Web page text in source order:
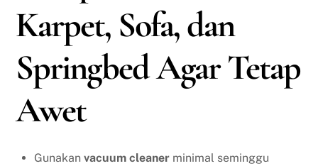
Karpet, Sofa, dan
Springbed Agar Tetap
Awet
Gunakan vacuum cleaner minimal seminggu